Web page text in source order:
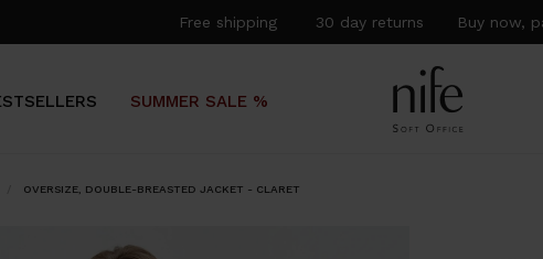
Free shipping 30 day returns Buy now,
SUMMER SALE %
OVERSIZE, DOUBLE-BREASTED JACKET - CLARET